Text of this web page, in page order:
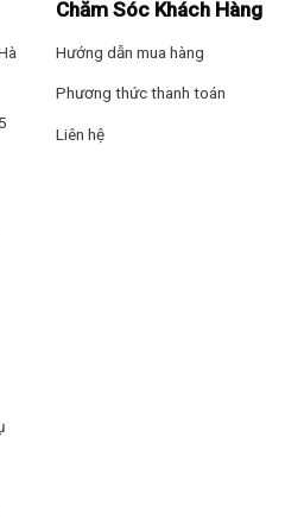
cm – Cao 55.5 cm – Dày 33 cm
đa: 1
minh họa
tốc độ làm lạnh trong thời gian
Chăm Sóc Khách Hàng
Hướng dẫn mua hàng
Phương thức thanh toán
Liên hệ